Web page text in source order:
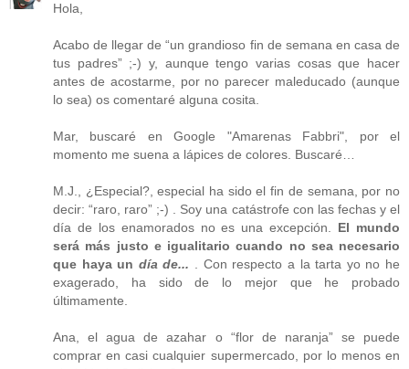
Hola,
Acabo de llegar de “un grandioso fin de semana en casa de
tus padres” ;-) y, aunque tengo varias cosas que hacer
antes de acostarme, por no parecer maleducado (aunque
lo sea) os comentaré alguna cosita.
Mar, buscaré en Google "Amarenas Fabbri", por el
momento me suena a lápices de colores. Buscaré…
M.J., ¿Especial?, especial ha sido el fin de semana, por no
decir: “raro, raro” ;-) . Soy una catástrofe con las fechas y el
día de los enamorados no es una excepción. El mundo
será más justo e igualitario cuando no sea necesario
que haya un día de...
. Con respecto a la tarta yo no he
exagerado, ha sido de lo mejor que he probado
últimamente.
Ana, el agua de azahar o “flor de naranja” se puede
comprar en casi cualquier supermercado, por lo menos en